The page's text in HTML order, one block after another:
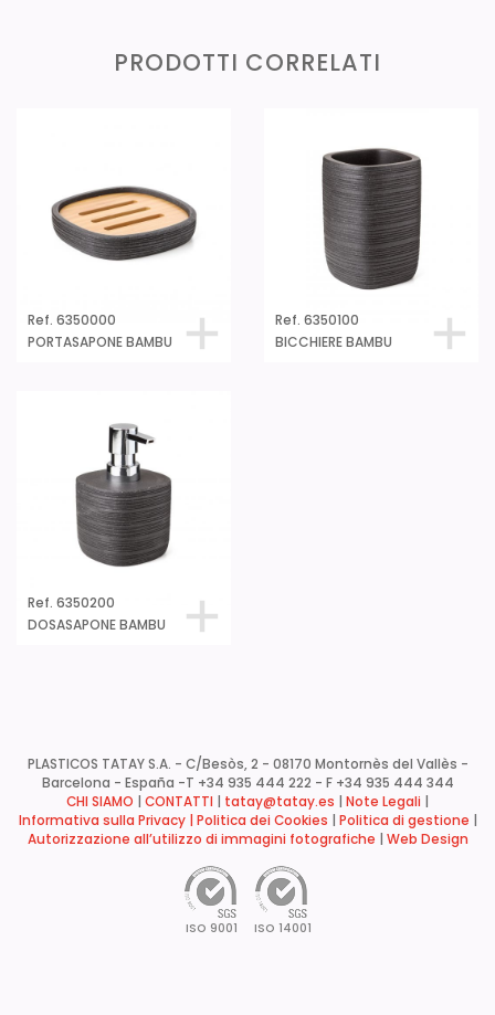
PRODOTTI CORRELATI
Ref. 6350000
PORTASAPONE BAMBU
Ref. 6350100
BICCHIERE BAMBU
Ref. 6350200
DOSASAPONE BAMBU
PLASTICOS TATAY S.A. - C/Besòs, 2 - 08170 Montornès del Vallès -
Barcelona - España -T +34 935 444 222 - F +34 935 444 344
CHI SIAMO
CONTATTI tatay@tatay.es Note Legali
Informativa sulla Privacy | Politica dei Cookies Politica di gestione
Autorizzazione all’utilizzo di immagini fotografiche
Web Design
ISO 9001 ISO 14001